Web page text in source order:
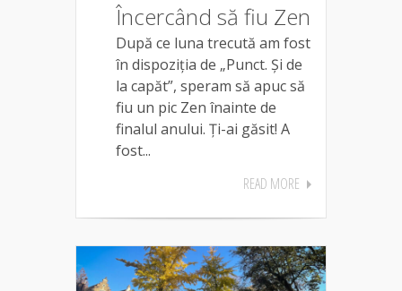
Încercând să fiu Zen
După ce luna trecută am fost
în dispoziția de „Punct. Și de
la capăt”, speram să apuc să
fiu un pic Zen înainte de
finalul anului. Ți-ai găsit! A
fost...
READ MORE